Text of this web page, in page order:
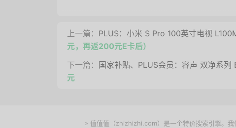
上一篇： PLUS：小米 S Pro 100英寸电视
元，再返200元E卡后）
下一篇： 国家补贴、PLUS会员：容声 双净系
元
» 值值值（zhizhizhi.com）是一个特价搜索引擎。